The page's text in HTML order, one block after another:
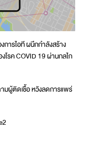
การไอที ผนึกกำลังสร้าง
โรค COVID 19 ผ่านกลไก
ผู้ติดเชื้อ หวังลดการแพร่